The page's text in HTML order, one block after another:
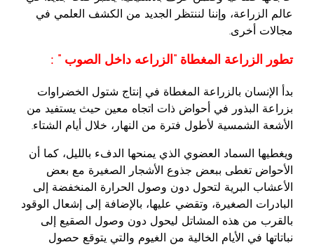
عالم الزراعة، وإننا لننتظر الجديد من الكشف العلمي في
مجالات أخرى.
تطور الزراعة المغطاة “الزراعه داخل الصوب ” :
بدأ الإنسان بالزراعة المغطاة في إنتاج شتول الخضراوات
بزراعة البذور في أحواض ذات اتجاه معين حيث يستفيد من
الأشعة الشمسية لأطول فترة من النهار، خلال أيام الشتاء.
ويغطيها السماد العضوي الذي يمنحها الدفء بالليل، كما أن
الأحواض تغطى ببعض جذوع الأشجار الصغيرة مع بعض
الأعشاب البرية لتحول دون وصول الحرارة المنخفضة إلى
البادرات الصغيرة، وتقضي عليها، بالإضافة إلى إشعال الوقود
بالقرب من هذه المشاتل ليحول دون وصول الصقيع إلى
نباتاتها في الأيام الخالية من الغيوم والتي يتوقع حصول